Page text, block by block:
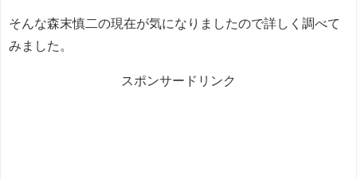
そんな森末慎二の現在が気になりましたので詳しく調べて
みました。
スポンサードリンク